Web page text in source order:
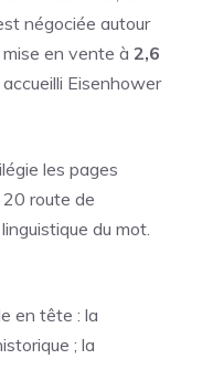
négociée autour
en vente à 2,6
accueilli Eisenhower
les pages
route de
du mot.
en tête : la
; la